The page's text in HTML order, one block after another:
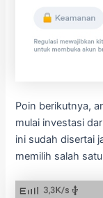
Poin berikutnya,
mulai investasi
ini sudah disertai
memilih salah